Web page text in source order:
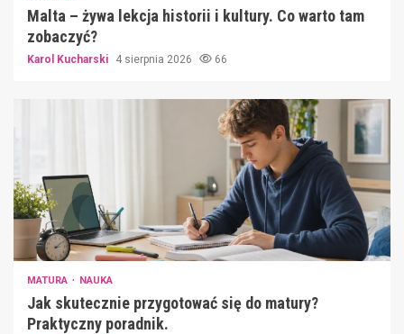
Malta – żywa lekcja historii i kultury. Co warto tam
zobaczyć?
Karol Kucharski 4 sierpnia 2026 66
MATURA NAUKA
Jak skutecznie przygotować się do matury?
Praktyczny poradnik.